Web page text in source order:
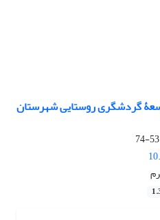
گردشگری روستایی شهرستان
53-74